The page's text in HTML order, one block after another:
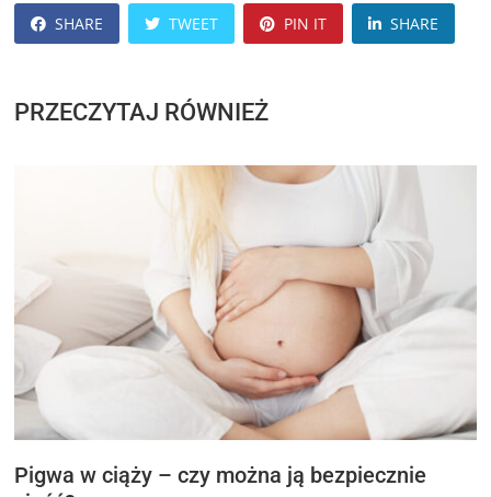
SHARE TWEET PIN IT SHARE
PRZECZYTAJ RÓWNIEŻ
Pigwa w ciąży – czy można ją bezpiecznie